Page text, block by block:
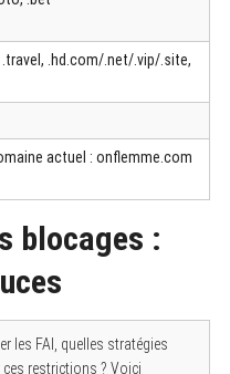
.hd.com/.net/.vip/.site,
actuel : onflemme.com
blocages :
les FAI, quelles stratégies
restrictions ? Voici